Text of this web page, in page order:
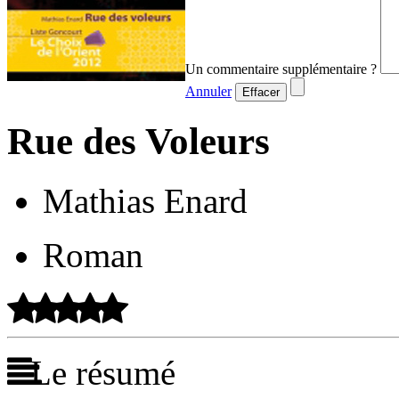
Un commentaire supplémentaire ?
Annuler
Effacer
Rue des Voleurs
Mathias Enard
Roman
Le résumé